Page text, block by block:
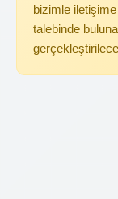
bizimle iletişime
talebinde